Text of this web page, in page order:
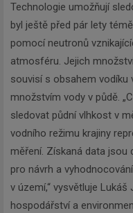
Technologie umožňují
byl ještě před pár lety
pomocí neutronů
atmosféru. Jejich
souvisí s obsahem
množstvím vody v půdě.
sledovat půdní vlhkost v
vodního režimu krajiny
měření. Získaná data jsou
pro návrh a
v území,“ vysvětluje
hospodářství a